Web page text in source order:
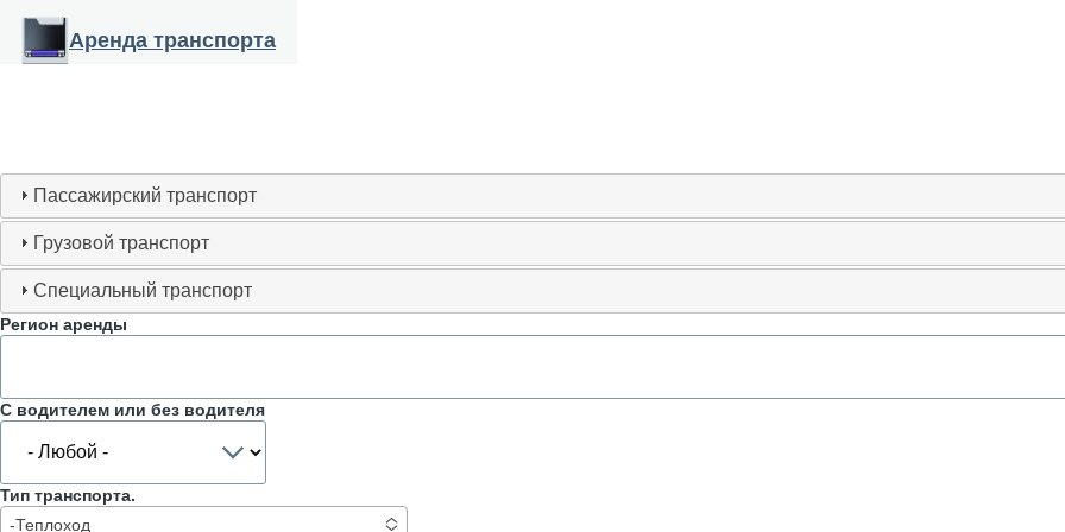
Перейти к основному содержанию
Аренда транспорта
Пассажирский транспорт
Грузовой транспорт
Специальный транспорт
Регион аренды
С водителем или без водителя
Тип транспорта.
-Теплоход